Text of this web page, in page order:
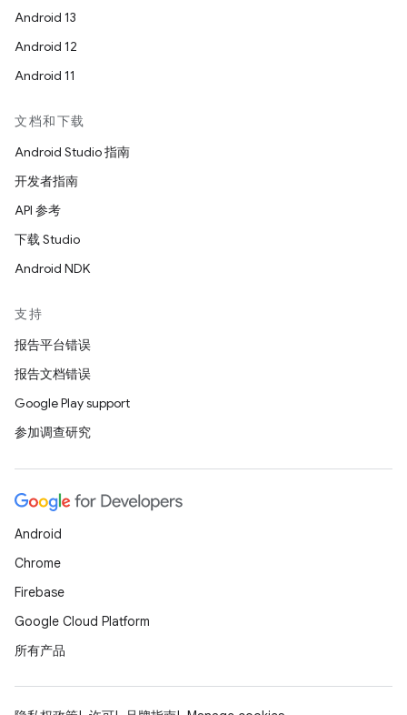
Android 13
Android 12
Android 11
文档和下载
Android Studio 指南
开发者指南
API 参考
下载 Studio
Android NDK
支持
报告平台错误
报告文档错误
Google Play support
参加调查研究
Android
Chrome
Firebase
Google Cloud Platform
所有产品